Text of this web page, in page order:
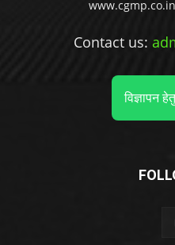
Contact us:
विज्ञापन